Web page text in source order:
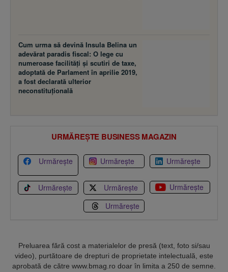
Cum urma să devină Insula Belina un
adevărat paradis fiscal: O lege cu
numeroase facilităţi şi scutiri de taxe,
adoptată de Parlament în aprilie 2019,
a fost declarată ulterior
neconstituţională
URMĂREȘTE BUSINESS MAGAZIN
Urmărește Urmărește Urmărește
Urmărește Urmărește
Urmărește
Urmărește
Preluarea fără cost a materialelor de presă (text, foto si/sau
video), purtătoare de drepturi de proprietate intelectuală, este
aprobată de către www.bmag.ro doar în limita a 250 de semne.